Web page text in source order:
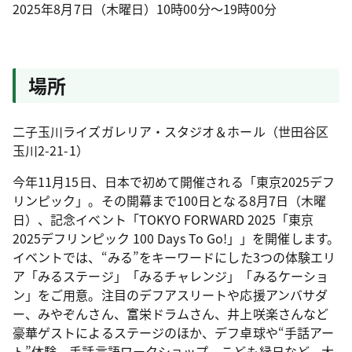
2025年8月7日（木曜日）10時00分～19時00分
場所
二子玉川ライズガレリア・スタジオ＆ホール（世田谷区
玉川2-21-1）
今年11月15日、日本で初めて開催される「東京2025デフ
リンピック」。その開幕まで100日となる8月7日（木曜
日）、記念イベント「TOKYO FORWARD 2025「東京
2025デフリンピック 100 Days To Go!」」を開催します。
イベントでは、“みる”をキーワードにした3つの体験エリ
ア「みるステージ」「みるチャレンジ」「みるケーショ
ン」をご用意。注目のデフアスリートや応援アンバサダ
ー、みやぞんさん、富栄ドラムさん、井上咲楽さんなど
豪華ゲストによるステージのほか、デフ卓球や“手話アー